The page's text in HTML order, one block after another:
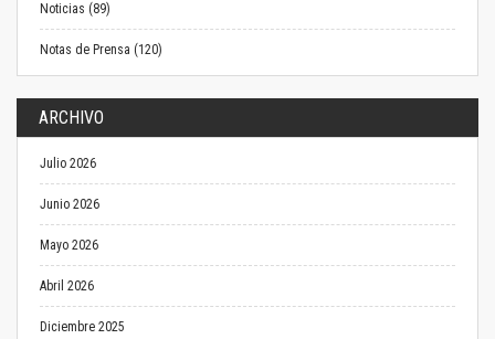
Noticias (89)
Notas de Prensa (120)
ARCHIVO
Julio 2026
Junio 2026
Mayo 2026
Abril 2026
Diciembre 2025